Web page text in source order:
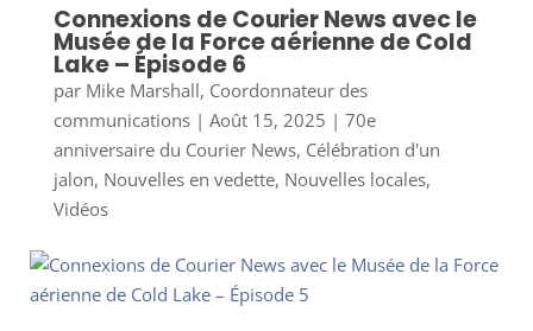
Connexions de Courier News avec le
Musée de la Force aérienne de Cold
Lake – Épisode 6
par Mike Marshall, Coordonnateur des
communications| Août 15, 2025 | 70e
anniversaire du Courier News, Célébration d'un
jalon, Nouvelles en vedette, Nouvelles locales,
Vidéos